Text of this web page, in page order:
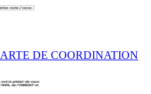
DE COORDINATION